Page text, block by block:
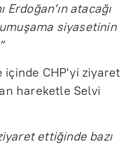
atacağı
siyasetinin
içinde CHP'yi ziyaret
hareketle Selvi
ettiğinde bazı